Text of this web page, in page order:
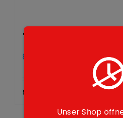
72. Emiliane
8,50
Unser Shop